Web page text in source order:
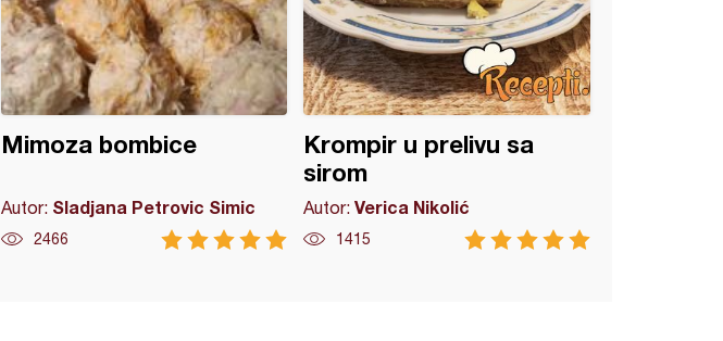
Mimoza bombice
Autor: Sladjana Petrovic Simic
2466
Krompir u prelivu sa
sirom
Autor:Verica Nikolić
1415